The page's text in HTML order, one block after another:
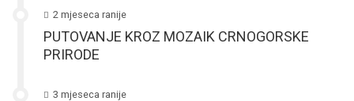
2 mjeseca ranije
PUTOVANJE KROZ MOZAIK CRNOGORSKE
PRIRODE
3 mjeseca ranije